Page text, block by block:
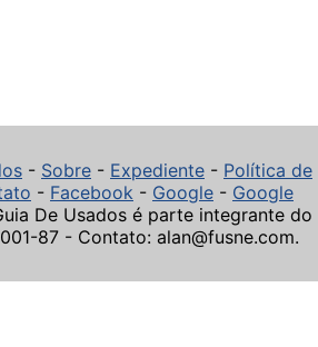
- Sobre - Expediente - Política de
- Facebook - Google - Google
De Usados é parte integrante do
87 - Contato: alan@fusne.com.